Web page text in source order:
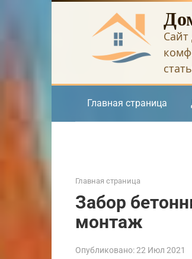
Сайт
Главная страница
Главная страница
Забор
монтаж
Опубликовано:22 Июл 2021